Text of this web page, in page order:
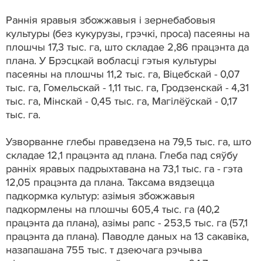
Раннія яравыя збожжавыя і зернебабовыя
культуры (без кукурузы, грэчкі, проса) пасеяны на
плошчы 17,3 тыс. га, што складае 2,86 працэнта да
плана. У Брэсцкай вобласці гэтыя культуры
пасеяны на плошчы 11,2 тыс. га, Віцебскай - 0,07
тыс. га, Гомельскай - 1,11 тыс. га, Гродзенскай - 4,31
тыс. га, Мінскай - 0,45 тыс. га, Магілёўскай - 0,17
тыс. га.
Узворванне глебы праведзена на 79,5 тыс. га, што
складае 12,1 працэнта ад плана. Глеба пад сяўбу
ранніх яравых падрыхтавана на 73,1 тыс. га - гэта
12,05 працэнта да плана. Таксама вядзецца
падкормка культур: азімыя збожжавыя
падкормлены на плошчы 605,4 тыс. га (40,2
працэнта да плана), азімы рапс - 253,5 тыс. га (57,1
працэнта да плана). Паводле даных на 13 сакавіка,
назапашана 755 тыс. т дзеючага рэчыва